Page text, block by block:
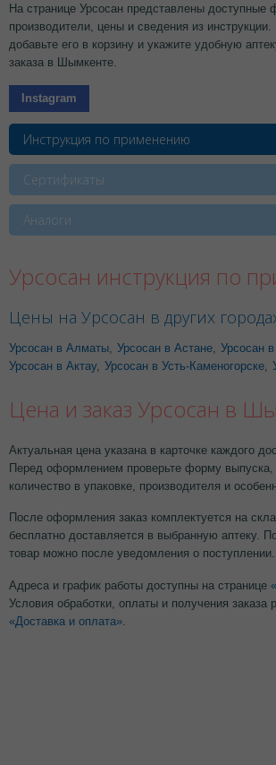
На странице Урсосан представлены доступные
производители, цены и сведения из инструкции.
добавьте его в корзину и укажите удобную
заказа в Шымкенте.
Instagram
Инструкция по применению
Сертификаты
Аналоги
Урсосан инструкция по
Цены на Урсосан в других
Урсосан в Алматы Урсосан в Астане Урсосан
Урсосан в Актау, Урсосан в Усть-Каменогорске
Цена и заказ Урсосан в
Актуальная цена указана в карточке каждого
Перед оформлением проверьте форму выпуска,
количество в упаковке, производителя и
После оформления заказ комплектуется на
бесплатно доставляется в выбранную аптеку.
товар можно после уведомления о поступлении.
Адреса и график работы доступны на странице
Условия обработки, оплаты и получения
«Доставка и оплата»